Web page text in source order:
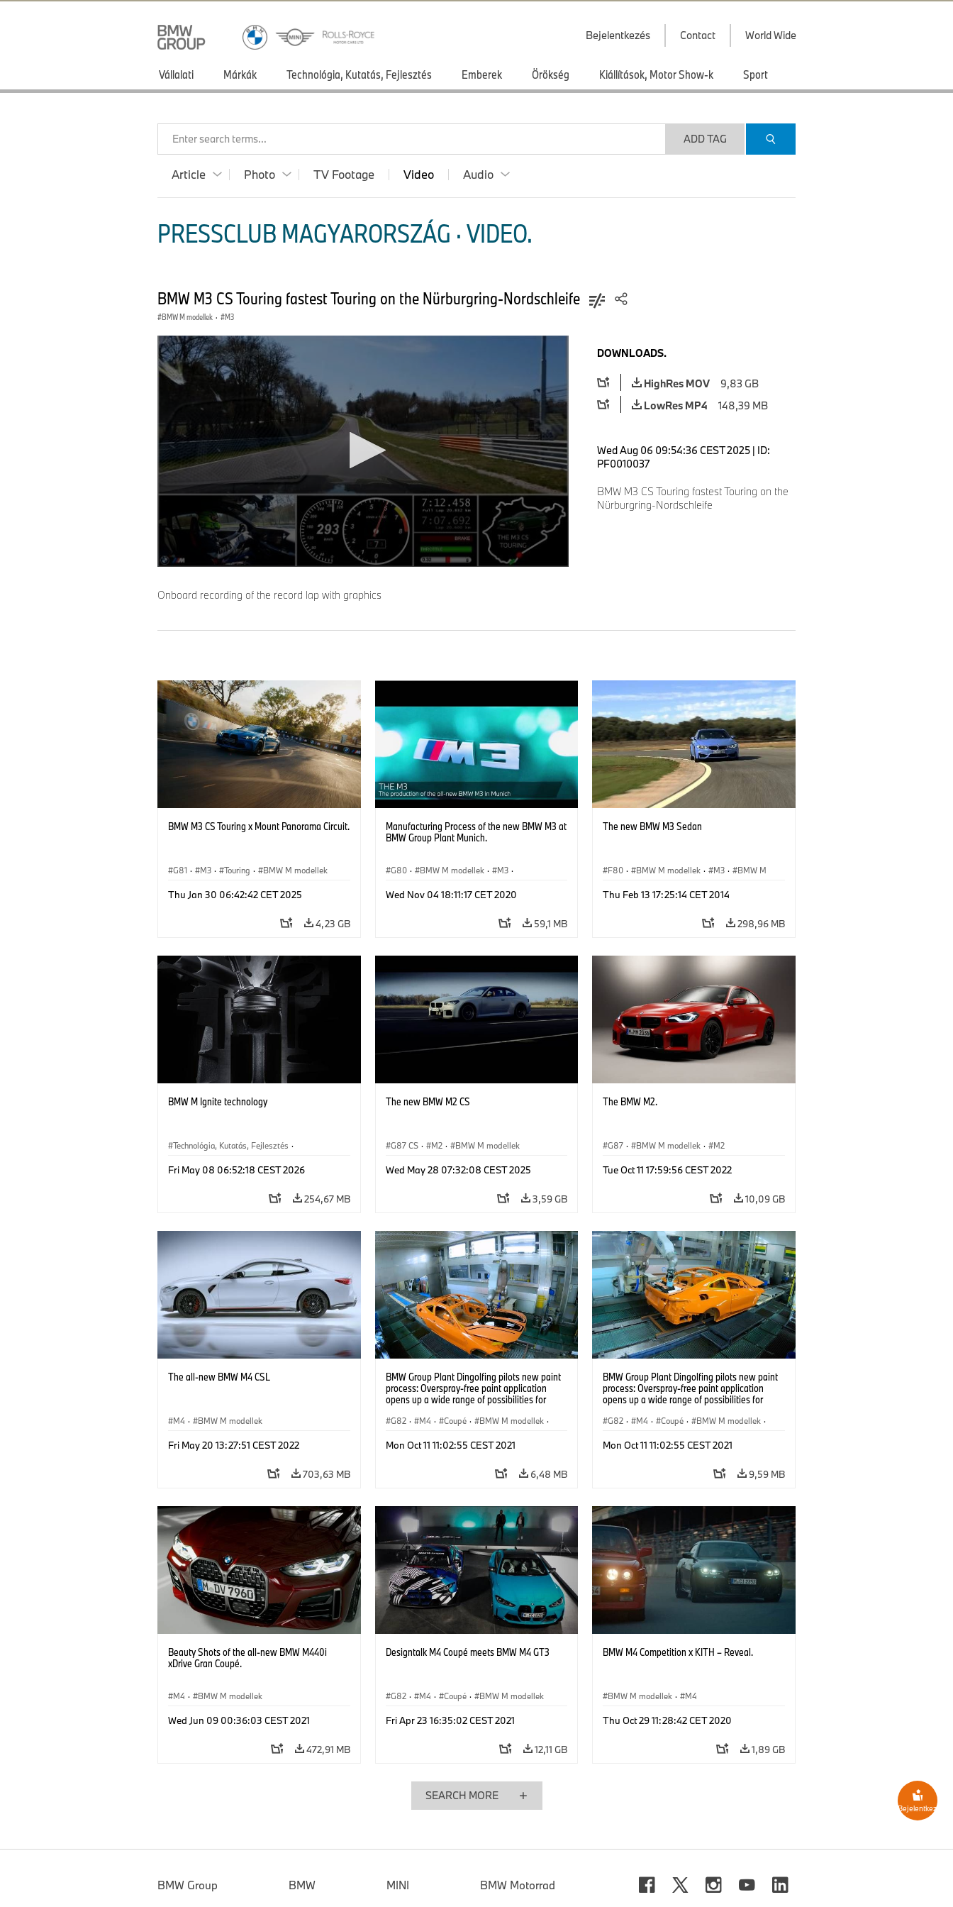
Bejelentkezés Contact World Wide
Vállalati Márkák Technológia, Kutatás, Fejlesztés Emberek Örökség Kiállítások, Motor Show-k Sport
Enter search terms... ADD TAG
Article Photo TV Footage Video Audio
PRESSCLUB MAGYARORSZÁG · VIDEO.
BMW M3 CS Touring fastest Touring on the Nürburgring-Nordschleife
BMW M modellek · M3
of
90%
DOWNLOADS.
HighRes MOV
9,83 GB
LowRes MP4
148,39 MB
Wed Aug 06 09:54:36 CEST 2025 | ID:
PF0010037
BMW M3 CS Touring fastest Touring on the
Nürburgring-Nordschleife
Onboard recording of the record lap with graphics
BMW M3 CS Touring x Mount Panorama Circuit.
G81 · M3 · Touring · BMW M modellek
Thu Jan 30 06:42:42 CET 2025
4,23 GB
Manufacturing Process of the new BMW M3 at
BMW Group Plant Munich.
G80 · BMW M modellek · M3 ·
Wed Nov 04 18:11:17 CET 2020
59,1 MB
The new BMW M3 Sedan
F80 · BMW M modellek · M3 · BMW M
Thu Feb 13 17:25:14 CET 2014
298,96 MB
BMW M Ignite technology
Technológia, Kutatás, Fejlesztés ·
Fri May 08 06:52:18 CEST 2026
254,67 MB
The new BMW M2 CS
G87 CS · M2 · BMW M modellek
Wed May 28 07:32:08 CEST 2025
3,59 GB
The BMW M2.
G87 · BMW M modellek · M2
Tue Oct 11 17:59:56 CEST 2022
10,09 GB
The all-new BMW M4 CSL
M4 · BMW M modellek
Fri May 20 13:27:51 CEST 2022
703,63 MB
BMW Group Plant Dingolfing pilots new paint
process: Overspray-free paint application
opens up a wide range of possibilities for
G82 · M4 · Coupé · BMW M modellek ·
Mon Oct 11 11:02:55 CEST 2021
6,48 MB
BMW Group Plant Dingolfing pilots new paint
process: Overspray-free paint application
opens up a wide range of possibilities for
G82 · M4 · Coupé · BMW M modellek ·
Mon Oct 11 11:02:55 CEST 2021
9,59 MB
Beauty Shots of the all-new BMW M440i
xDrive Gran Coupé.
M4 · BMW M modellek
Wed Jun 09 00:36:03 CEST 2021
472,91 MB
Designtalk M4 Coupé meets BMW M4 GT3
G82 · M4 · Coupé · BMW M modellek
Fri Apr 23 16:35:02 CEST 2021
12,11 GB
BMW M4 Competition x KITH – Reveal.
BMW M modellek · M4
Thu Oct 29 11:28:42 CET 2020
1,89 GB
SEARCH MORE
BMW Group BMW MINI BMW Motorrad
Bejelentkezés